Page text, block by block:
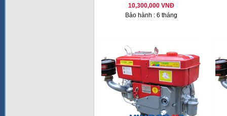
10,300,000 VNĐ
Bảo hành : 6 tháng